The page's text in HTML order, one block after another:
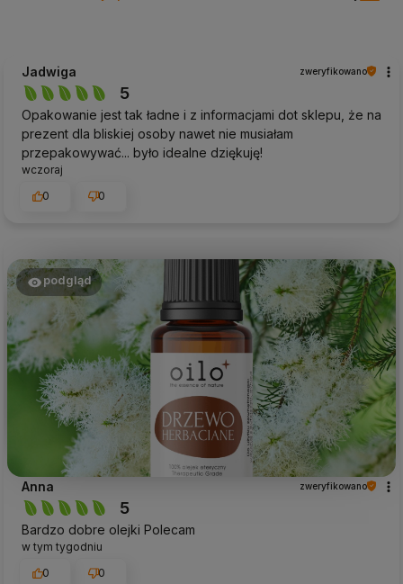
Jadwiga zweryfikowano
5
Opakowanie jest tak ładne i z informacjami dot sklepu, że na
prezent dla bliskiej osoby nawet nie musiałam
przepakowywać... było idealne dziękuję!
wczoraj
0
0
podgląd
Anna zweryfikowano
5
Bardzo dobre olejki Polecam
w tym tygodniu
0
0